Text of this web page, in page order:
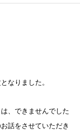
なりました。
、できませんでした
話をさせていただき